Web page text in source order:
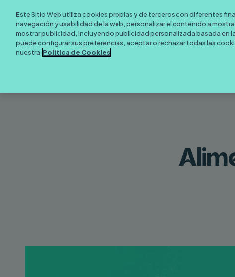
main
content
twitter
Este Sitio Web utiliza cookies propias y de terceros con diferentes
navegación y usabilidad de la web, personalizar el contenido a
mostrar publicidad, incluyendo publicidad personalizada basada en
puede configurar sus preferencias, aceptar o rechazar todas las
nuestra Política de Cookies